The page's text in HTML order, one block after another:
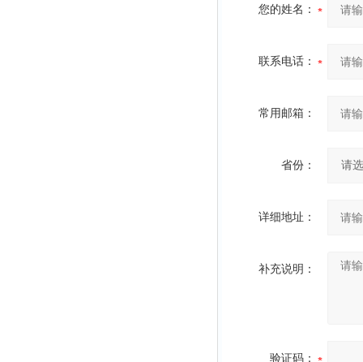
您的姓名：
联系电话：
常用邮箱：
省份：
详细地址：
补充说明：
验证码：